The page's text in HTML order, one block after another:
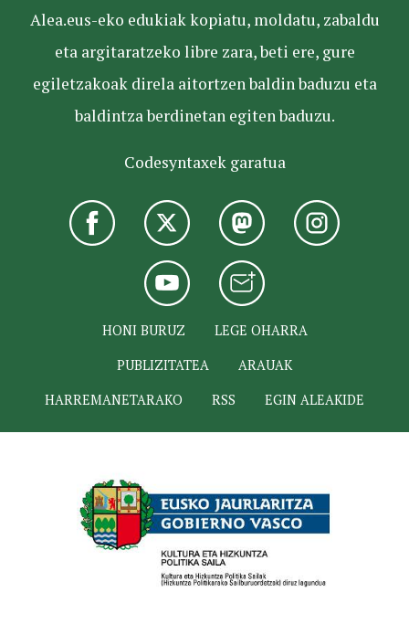
Alea.eus-eko edukiak kopiatu, moldatu, zabaldu
eta argitaratzeko libre zara, beti ere, gure
egiletzakoak direla aitortzen baldin baduzu eta
baldintza berdinetan egiten baduzu.
Codesyntaxek garatua
HONI BURUZ
LEGE OHARRA
PUBLIZITATEA
ARAUAK
HARREMANETARAKO
RSS EGIN ALEAKIDE